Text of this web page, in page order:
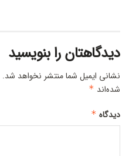
دیدگاهتان را بنویسید
نشانی ایمیل شما منتشر نخواهد شد.
شده‌اند *
دیدگاه *